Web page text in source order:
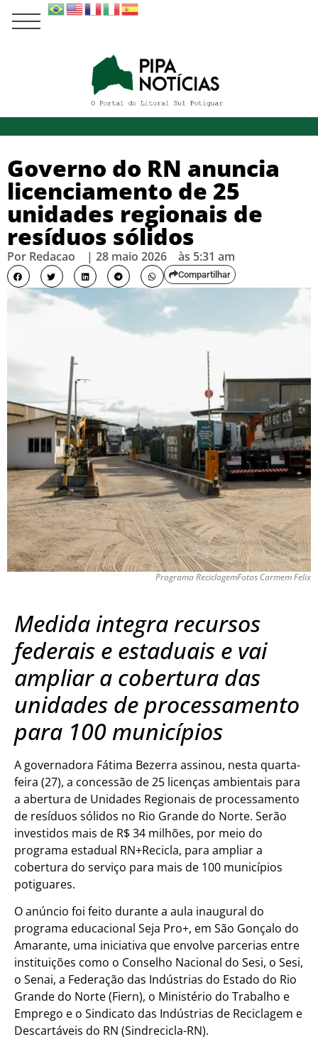
Governo do RN anuncia
licenciamento de 25
unidades regionais de
resíduos sólidos
Por Redacao | 28 maio 2026 às 5:31 am
Compartilhar
Programa ReciclagemFotos Carmem Felix
Medida integra recursos
federais e estaduais e vai
ampliar a cobertura das
unidades de processamento
para 100 municípios
A governadora Fátima Bezerra assinou, nesta quarta-
feira (27), a concessão de 25 licenças ambientais para
a abertura de Unidades Regionais de processamento
de resíduos sólidos no Rio Grande do Norte. Serão
investidos mais de R$ 34 milhões, por meio do
programa estadual RN+Recicla, para ampliar a
cobertura do serviço para mais de 100 municípios
potiguares.
O anúncio foi feito durante a aula inaugural do
programa educacional Seja Pro+, em São Gonçalo do
Amarante, uma iniciativa que envolve parcerias entre
instituições como o Conselho Nacional do Sesi, o Sesi,
o Senai, a Federação das Indústrias do Estado do Rio
Grande do Norte (Fiern), o Ministério do Trabalho e
Emprego e o Sindicato das Indústrias de Reciclagem e
Descartáveis do RN (Sindrecicla-RN).